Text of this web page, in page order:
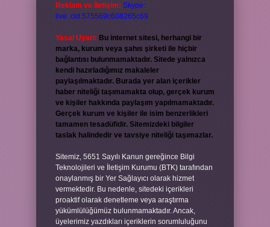
Reklam ve İletişim: Skype:
live:.cid.575569c608265c69
Yasal Uyarı: Bu internet sitesi, herhangi bir
marka, kurum veya şahıs şirketi ile hiçbir
bağlantısı bulunmamaktadır. Sitede yalnızca
kendi hazırladığımız makaleler
paylaşılmaktadır. Burada yer alan içerikler
haber niteliği taşımamakta olup, gerçek kurum
ve kişiler hakkında paylaşım yapılmamaktadır.
Gerçek kurum ve kişiler ile isim benzerlikleri
tamamen tesadüfidir. Sitemizdeki bilgiler
taslak halindedir ve tavsiye niteliği taşımazlar.
Sitemiz, 5651 Sayılı Kanun gereğince Bilgi
Teknolojileri ve İletişim Kurumu (BTK) tarafından
onaylanmış bir Yer Sağlayıcı olarak hizmet
vermektedir. Bu nedenle, sitedeki içerikleri
proaktif olarak denetleme veya araştırma
yükümlülüğümüz bulunmamaktadır. Ancak,
üyelerimiz yazdıkları içeriklerin sorumluluğunu